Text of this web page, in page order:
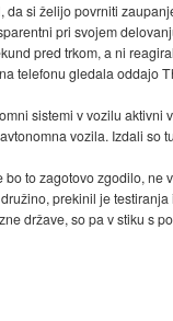
da si želijo povrniti
pri svojem
pred trkom, a ni
telefonu gledala oddajo
sistemi v vozilu aktivni
vozila. Izdali so
to zagotovo zgodilo,
prekinil je
države, so pa v stiku s